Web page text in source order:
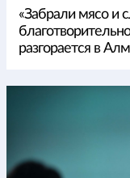
«Забрали мясо и
разгорается в